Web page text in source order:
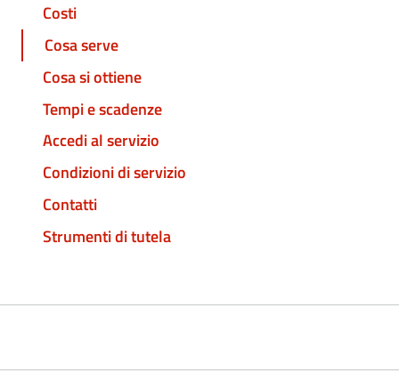
Costi
Cosa serve
Cosa si ottiene
Tempi e scadenze
Accedi al servizio
Condizioni di servizio
Contatti
Strumenti di tutela